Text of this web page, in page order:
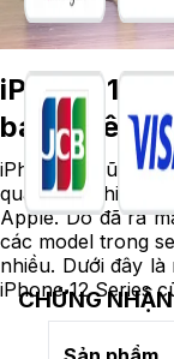
iPhone 12
bao nhiêu?
iPhone 12 cũ giá
quan tâm khi có
Apple. Do đã ra
các model trong
nhiều. Dưới đây
iPhone 12 Series
CHỨNG NHẬN